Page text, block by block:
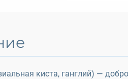
киста, ганглий) —